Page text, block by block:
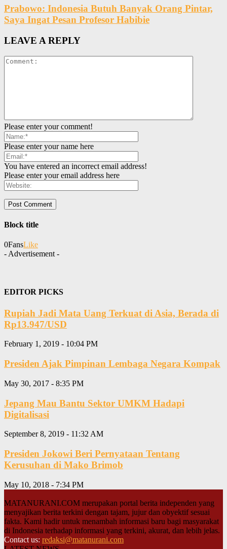
Prabowo: Indonesia Butuh Banyak Orang Pintar,
Saya Ingat Pesan Profesor Habibie
LEAVE A REPLY
Please enter your comment!
Please enter your name here
You have entered an incorrect email address!
Please enter your email address here
Block title
0FansLike
- Advertisement -
EDITOR PICKS
Rupiah Jadi Mata Uang Terkuat di Asia, Berada di
Rp13.947/USD
February 1, 2019 - 10:04 PM
Presiden Ajak Pimpinan Lembaga Negara Kompak
May 30, 2017 - 8:35 PM
Jepang Mau Bantu Sektor UMKM Hadapi
Digitalisasi
September 8, 2019 - 11:32 AM
Presiden Jokowi Beri Pernyataan Tentang
Kerusuhan di Mako Brimob
May 10, 2018 - 7:34 PM
MATANURANI.COM merupakan portal berita independen yang
menyajikan berita terkini dengan tajam, jujur dan obyektif sesuai
fakta. Kami hadir untuk menambah informasi baru bagi masyarakat
di Indonesia terhadap informasi yang terkini, akurat, dan lebih jelas.
Contact us: redaksi@matanurani.com